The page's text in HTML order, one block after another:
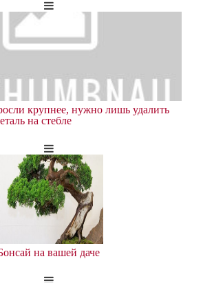
крупнее, нужно лишь удалить
на стебле
на вашей даче